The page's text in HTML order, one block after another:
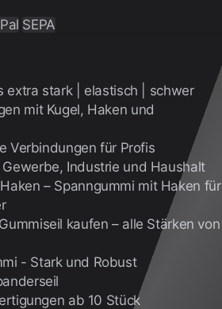
SEPA
extra stark | elastisch | schwer
mit Kugel, Haken und
Verbindungen für Profis
Industrie und Haushalt
– Spanngummi mit Haken für
kaufen – alle Stärken von
- Stark und Robust
ab 10 Stück